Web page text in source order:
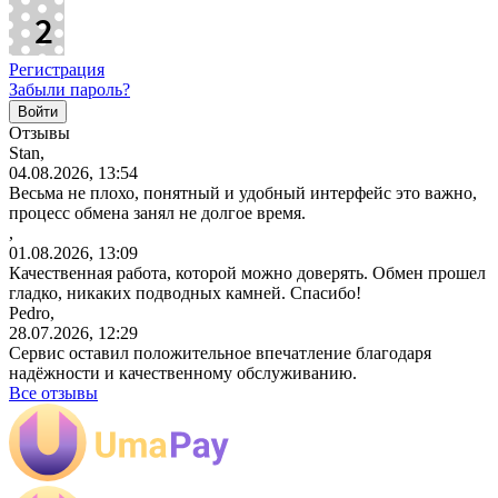
Регистрация
Забыли пароль?
Отзывы
Stan,
04.08.2026, 13:54
Весьма не плохо, понятный и удобный интерфейс это важно,
процесс обмена занял не долгое время.
,
01.08.2026, 13:09
Качественная работа, которой можно доверять. Обмен прошел
гладко, никаких подводных камней. Спасибо!
Pedro,
28.07.2026, 12:29
Сервис оставил положительное впечатление благодаря
надёжности и качественному обслуживанию.
Все отзывы